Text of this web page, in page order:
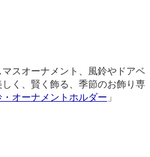
スオーナメント、風鈴やドアベ
く、賢く飾る、季節のお飾り専
・オーナメントホルダー 」